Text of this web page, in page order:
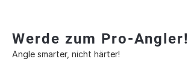
Werde zum Pro-Angler!
Angle smarter, nicht härter!